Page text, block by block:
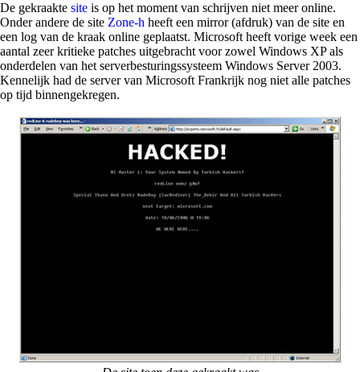
De gekraakte site is op het moment van schrijven niet meer online.
Onder andere de site Zone-h heeft een mirror (afdruk) van de site en
een log van de kraak online geplaatst. Microsoft heeft vorige week een
aantal zeer kritieke patches uitgebracht voor zowel Windows XP als
onderdelen van het serverbesturingssysteem Windows Server 2003.
Kennelijk had de server van Microsoft Frankrijk nog niet alle patches
op tijd binnengekregen.